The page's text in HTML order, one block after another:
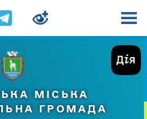
МІСЬКА
ГРОМАДА